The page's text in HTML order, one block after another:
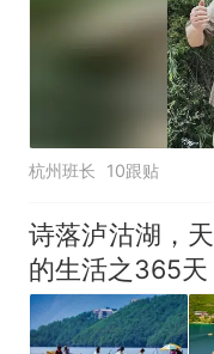
杭州班长 10跟贴
诗落泸沽湖，
的生活之365天